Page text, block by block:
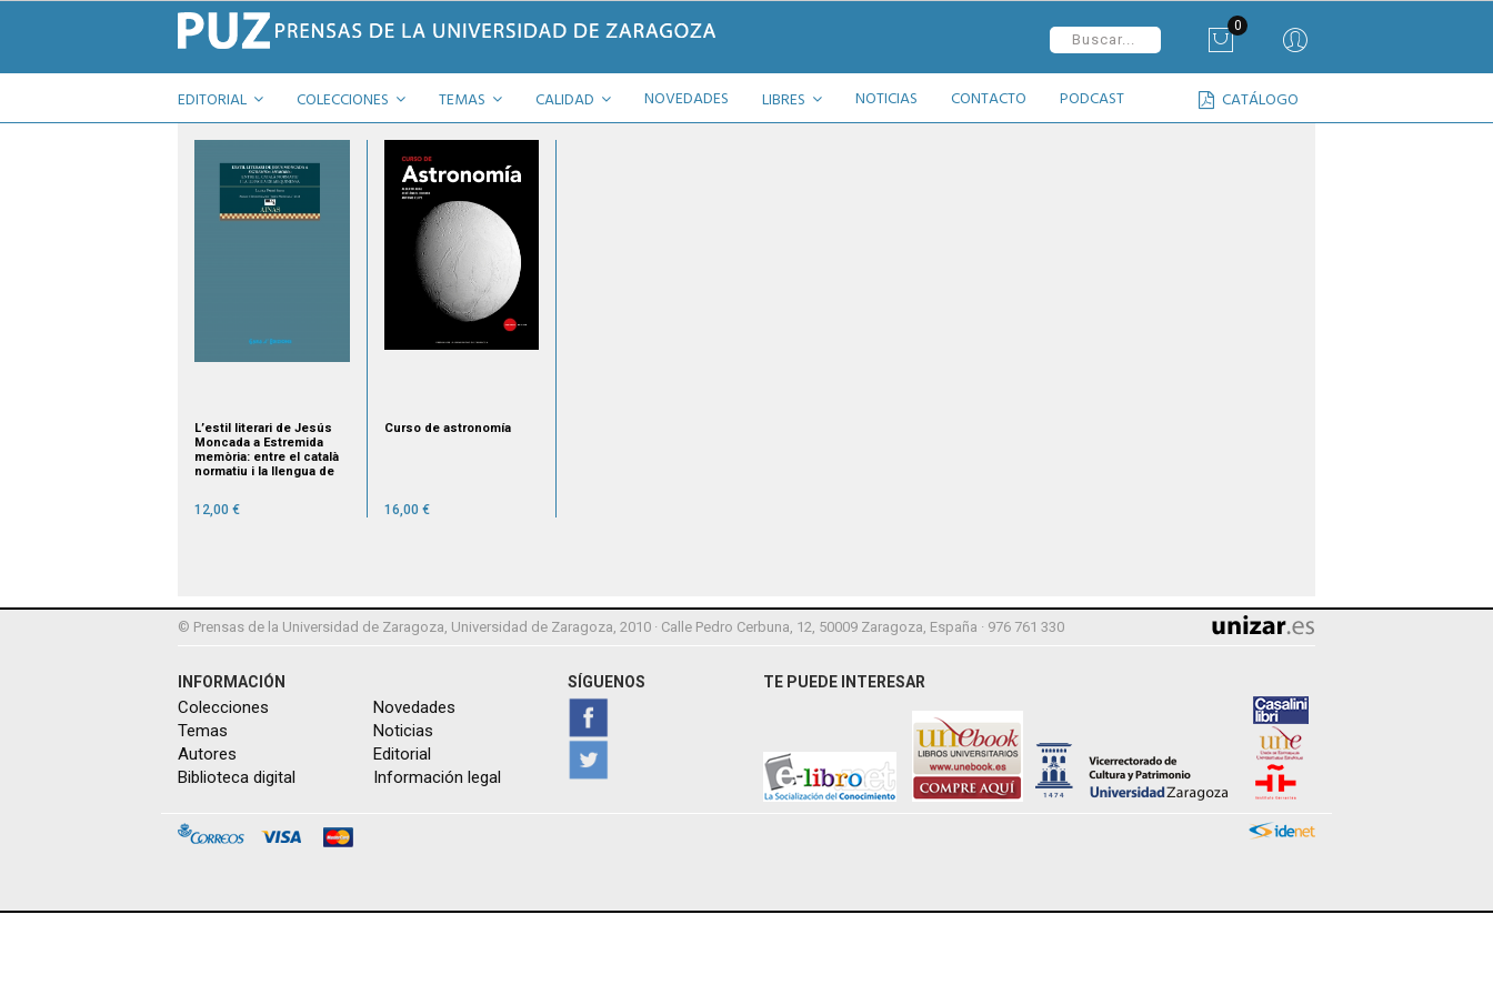
0
EDITORIAL COLECCIONES TEMAS CATÁLOGO
CALIDAD NOVEDADES LIBRES NOTICIAS CONTACTO PODCAST
L’estil literari de Jesús
Moncada a Estremida
memòria: entre el català
normatiu i la llengua de
12,00 €
Curso de astronomía
16,00 €
© Prensas de la Universidad de Zaragoza, Universidad de Zaragoza, 2010 · Calle Pedro Cerbuna, 12, 50009 Zaragoza, España · 976 761 330
INFORMACIÓN
Colecciones
Temas
Autores
Biblioteca digital
Novedades
Noticias
Editorial
Información legal
SÍGUENOS TE PUEDE INTERESAR